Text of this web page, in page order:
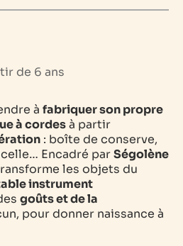
de 6 ans
à fabriquer son propre
à cordesà partir
: boîte de conserve,
Encadré parSégolène
les objets du
instrument
goûts et de la
pour donner naissance à